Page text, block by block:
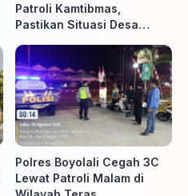
Patroli Kamtibmas,
Pastikan Situasi Desa
Polres Boyolali Cegah 3C
Lewat Patroli Malam di